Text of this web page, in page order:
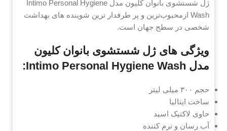
ژل شستشوی بانوان کلیون مدل Intimo Personal Hygiene
Wash ازمحبوب‌ترین و پر طرفدار ترین شوینده های بهداشت
شخصی در سطح جهان است.
ویژگی های ژل شستشوی بانوان کلیون
مدل Intimo Personal Hygiene Wash:
حجم ۳۰۰ میلی لیتر
ساخت ایتالیا
حاوی لاکتیک اسید
آب رسان و نرم کننده